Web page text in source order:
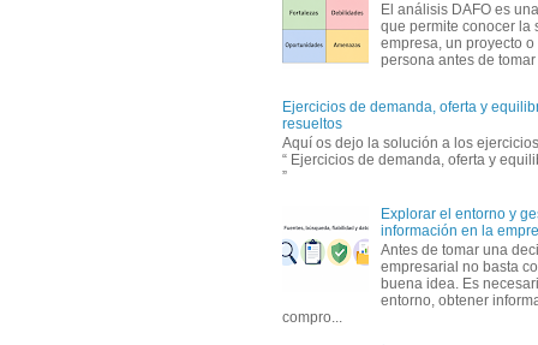
El análisis DAFO es
que permite conocer la
empresa, un proyecto
persona antes de
Ejercicios de demanda, oferta y
resueltos
Aquí os dejo la solución a los
“ Ejercicios de demanda, oferta y
”
Explorar el entorno y
información en la
Antes de tomar una
empresarial no basta
buena idea. Es
entorno, obtener
compro...